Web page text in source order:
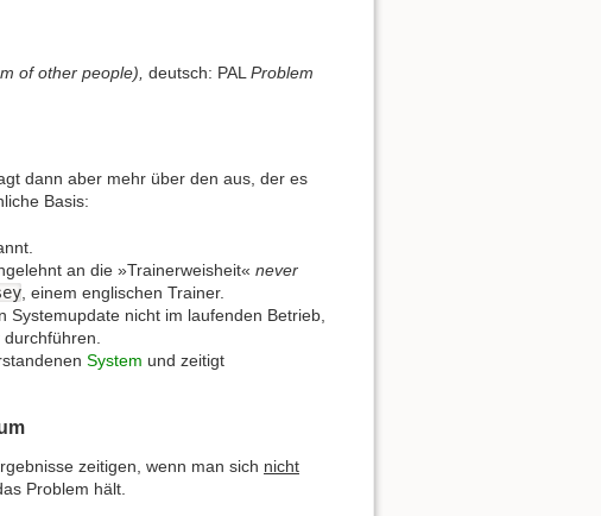
of other people), deutsch: PAL Problem
dann aber mehr über den aus, der es
Basis:
an die »Trainerweisheit« never
, einem englischen Trainer.
nicht im laufenden Betrieb,
System und zeitigt
zeitigen, wenn man sich nicht
Problem hält.